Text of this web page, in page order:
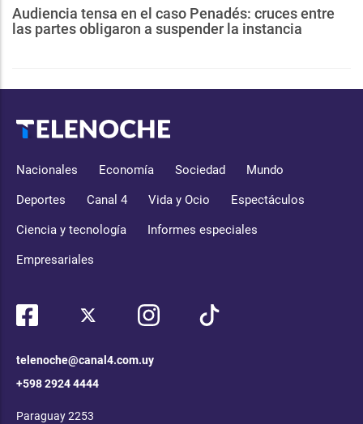
Audiencia tensa en el caso Penadés: cruces entre
las partes obligaron a suspender la instancia
Nacionales Economía Sociedad Mundo
Deportes Canal 4 Vida y Ocio Espectáculos
Ciencia y tecnología Informes especiales
Empresariales
telenoche@canal4.com.uy
+598 2924 4444
Paraguay 2253